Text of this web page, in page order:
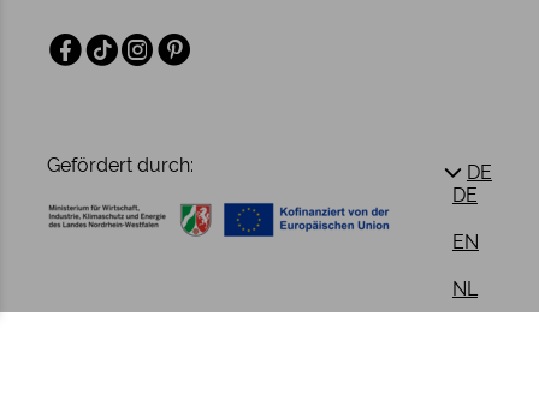
Facebook
TikTokInstagramPinterest
Gefördert durch:
DE
DE
EN
NL